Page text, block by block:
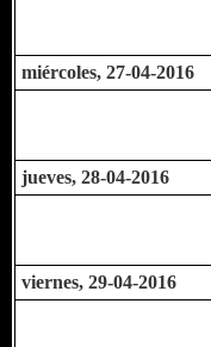
miércoles, 27-04-2016
jueves, 28-04-2016
viernes, 29-04-2016